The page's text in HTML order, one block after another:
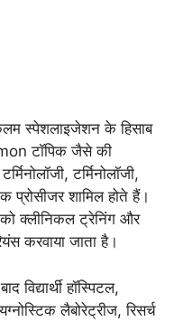
स्पेशलाइजेशन के हिसाब
टॉपिक जैसे की
टर्मिनोलॉजी,
प्रोसीजर शामिल होते हैं।
को क्लीनिकल ट्रेनिंग और
करवाया जाता है।
हॉस्पिटल,
लैबोरेट्रीज, रिसर्च